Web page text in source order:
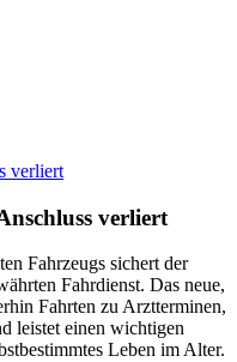
verliert
verliert
Fahrzeugs sichert der
Fahrdienst. Das neue,
Fahrten zu Arztterminen,
leistet einen wichtigen
Leben im Alter.